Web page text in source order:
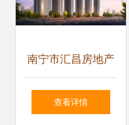
南宁市汇昌房地产
开发有限责任公司
查看详情